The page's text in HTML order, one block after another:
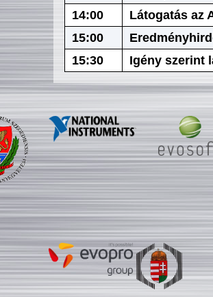
14:00
Látogatás az
15:00
15:30
Igény szerint